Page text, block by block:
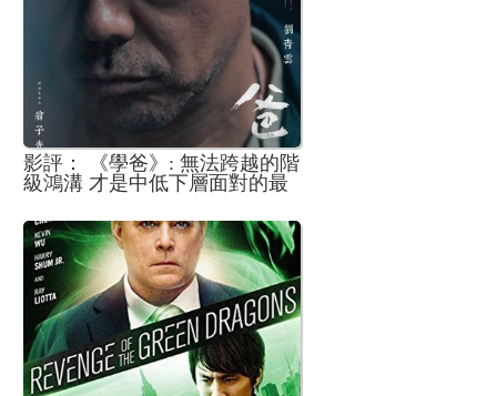
影評： 《學爸》: 無法跨越的階
級鴻溝 才是中低下層面對的最